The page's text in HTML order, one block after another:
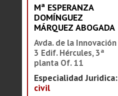
Mª ESPERANZA
DOMÍNGUEZ
MÁRQUEZ ABOGADA
Avda. de la Innovación
3 Edif. Hércules, 3ª
planta Of. 11
Especialidad Juridica:
civil